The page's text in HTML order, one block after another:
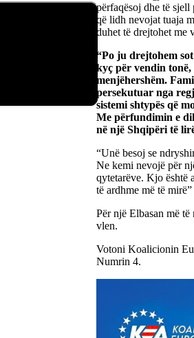
përfaqësoj dhe të
që lidh nevojat tuaja
duhet të drejtohet me
“Po ju drejtohem
kyç për vendin
menjëhershëm.
persekutuar nga
sistemi shtypës që
Me përfundimin e
në një Shqipëri të
“Unë besoj se
Ne kemi nevojë për
qytetarëve. Kjo është
të ardhme më të
Për një Elbasan më
vlen.
Votoni Koalicionin
Numrin 4.